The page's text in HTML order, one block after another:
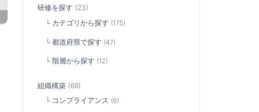
研修を探す (23)
カテゴリから探す (175)
都道府県で探す (47)
階層から探す (12)
組織構築 (68)
コンプライアンス (6)